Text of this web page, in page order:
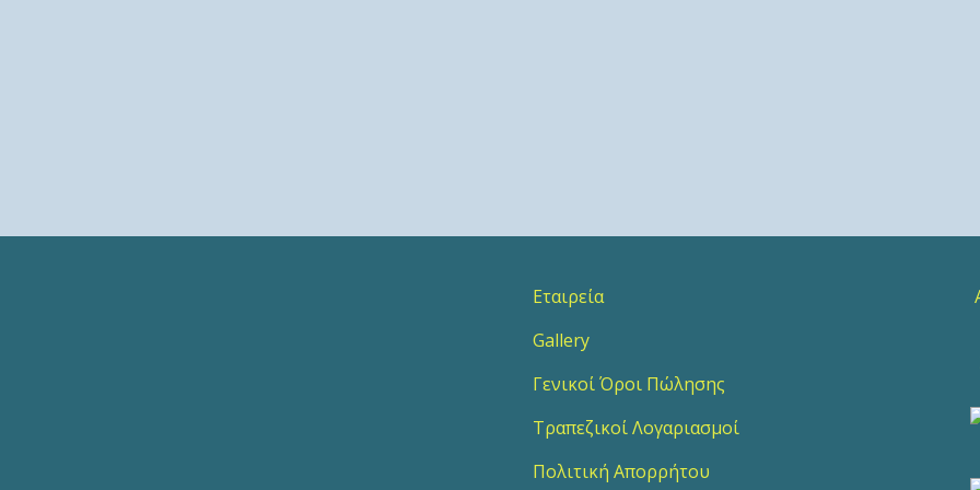
Εταιρεία
Gallery
Γενικοί Όροι Πώλησης
Τραπεζικοί Λογαριασμοί
Πολιτική Απορρήτου